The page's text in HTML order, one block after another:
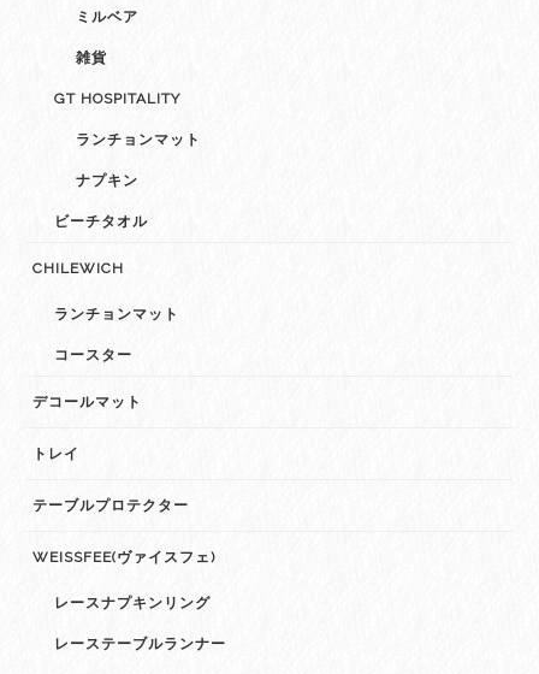
ミルベア
雑貨
GT HOSPITALITY
ランチョンマット
ナプキン
ビーチタオル
CHILEWICH
ランチョンマット
コースター
デコールマット
トレイ
テーブルプロテクター
WEISSFEE(ヴァイスフェ)
レースナプキンリング
レーステーブルランナー